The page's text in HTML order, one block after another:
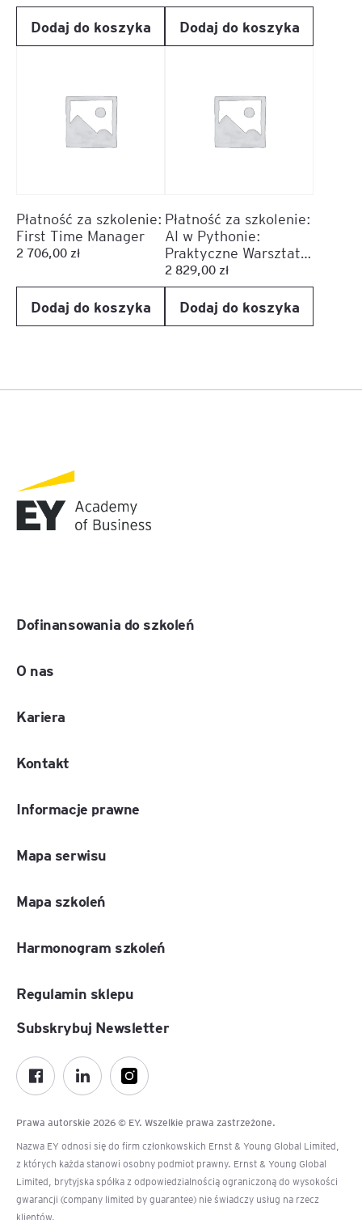
Dodaj do koszyka Dodaj do koszyka
Płatność za szkolenie:
First Time Manager
2 706,00 zł
Dodaj do koszyka
Płatność za szkolenie:
AI w Pythonie:
Praktyczne Warsztaty
z Large Language
Models
2 829,00 zł
Dodaj do koszyka
Dofinansowania do szkoleń
O nas
Kariera
Kontakt
Informacje prawne
Mapa serwisu
Mapa szkoleń
Harmonogram szkoleń
Regulamin sklepu
Prawa autorskie 2026 © EY. Wszelkie prawa zastrzeżone.
Nazwa EY odnosi się do firm członkowskich Ernst & Young Global Limited,
z których każda stanowi osobny podmiot prawny. Ernst & Young Global
Limited, brytyjska spółka z odpowiedzialnością ograniczoną do wysokości
gwarancji (company limited by guarantee) nie świadczy usług na rzecz
klientów.
Subskrybuj Newsletter